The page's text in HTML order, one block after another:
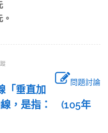
問題討論
「垂直加
線，是指： (105年